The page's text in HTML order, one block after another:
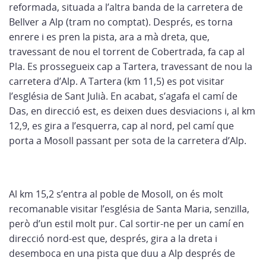
reformada, situada a l’altra banda de la carretera de
Bellver a Alp (tram no comptat). Després, es torna
enrere i es pren la pista, ara a mà dreta, que,
travessant de nou el torrent de Cobertrada, fa cap al
Pla. Es prossegueix cap a Tartera, travessant de nou la
carretera d’Alp. A Tartera (km 11,5) es pot visitar
l’església de Sant Julià. En acabat, s’agafa el camí de
Das, en direcció est, es deixen dues desviacions i, al km
12,9, es gira a l’esquerra, cap al nord, pel camí que
porta a Mosoll passant per sota de la carretera d’Alp.
Al km 15,2 s’entra al poble de Mosoll, on és molt
recomanable visitar l’església de Santa Maria, senzilla,
però d’un estil molt pur. Cal sortir-ne per un camí en
direcció nord-est que, després, gira a la dreta i
desemboca en una pista que duu a Alp després de